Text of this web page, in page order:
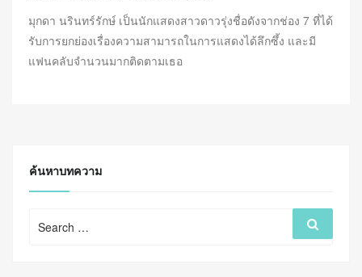
e
มุกดา นรินทร์รักษ์ เป็นนักแสดงสาวดาวรุ่งชื่อดังจากช่อง 7 ที่ได้
รับการยกย่องเรื่องความสามารถในการแสดงได้ลึกซึ้ง และมี
แฟนคลับจำนวนมากติดตามเธอ
ค้นหาบทความ
for:
Search